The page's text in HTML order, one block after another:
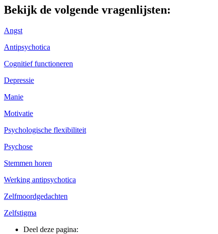
Bekijk de volgende vragenlijsten:
Angst
Antipsychotica
Cognitief functioneren
Depressie
Manie
Motivatie
Psychologische flexibiliteit
Psychose
Stemmen horen
Werking antipsychotica
Zelfmoordgedachten
Zelfstigma
Deel deze pagina: